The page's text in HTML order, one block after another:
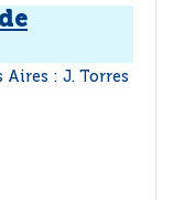
Aires : J. Torres